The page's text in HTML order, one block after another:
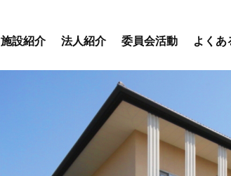
施設紹介
特別養護老人ホーム 盲養護老人
法人紹介 委員会活動
優・悠・邑 専門委員会
優・悠・邑 和合 専門委員
会
優・悠・邑 和 専門委員会
よくあ